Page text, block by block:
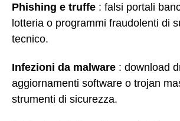
Phishing e truffe : falsi portali
lotteria o programmi fraudolenti di
tecnico.
Infezioni da malware : download
aggiornamenti software o trojan
strumenti di sicurezza.